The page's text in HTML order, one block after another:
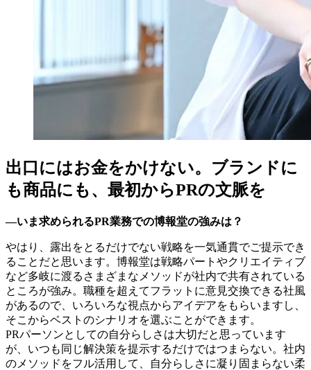
出口にはお金をかけない。ブランドに
も商品にも、最初からPRの文脈を
―いま求められるPR業務での博報堂の強みは？
やはり、露出をとるだけでない戦略を一気通貫でご提示でき
ることだと思います。博報堂は戦略パートやクリエイティブ
など多岐に渡るさまざまなメソッドが社内で共有されている
ところが強み。職種を超えてフラットに意見交換できる社風
があるので、いろいろな視点からアイデアをもらいますし、
そこからベストのシナリオを選ぶことができます。
PRパーソンとしての自分らしさは大切だと思っています
が、いつも同じ解決策を提示するだけではつまらない。社内
のメソッドをフル活用して、自分らしさに凝り固まらない柔